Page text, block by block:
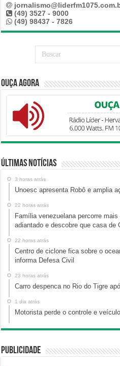
(49) 3527 - 9000
(49) 98437 - 7826
Ouça Agora
Últimas Notícias
3 horas atrás
Unoesc apresenta Robô e amplia
22 horas atrás
Família venezuelana percorre
adiantado e descobre que casa
22 horas atrás
Centro de ciclone fica sobre o
informa Defesa Civil
23 horas atrás
Carro despenca no Rio do Tigre
1 dia atrás
Motorista perde o controle e
Publicidade